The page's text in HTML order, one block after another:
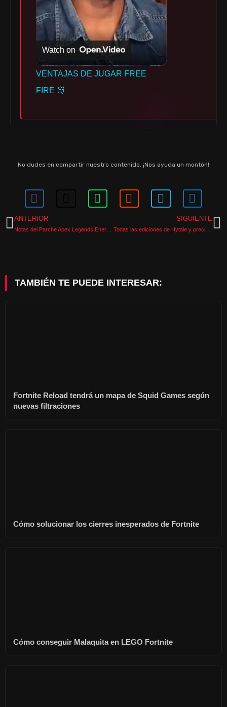
A
Y
I
O
Watch on
VENTAJAS DE JUGAR FREE
FIRE 👹
No dudes en compartir nuestro contenido. ¡Nos ayuda un montón!
ANTERIOR
Notas del Parche Apex Legends Enero 2026, Buffs masivos a Octane y Crypto
SIGUIENTE
Todas las ediciones de Hytale y precios explicados para el lanzamiento del Early Access
TAMBIÉN TE PUEDE INTERESAR:
Fortnite Reload tendrá un mapa de Squid Games según
nuevas filtraciones
Cómo solucionar los cierres inesperados de Fortnite
Cómo conseguir Malaquita en LEGO Fortnite